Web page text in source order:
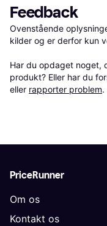
Feedback
Ovenstående
kilder og er derfor kun
Har du opdaget noget,
produkt? Eller har du
eller rapporter problem.
PriceRunner
Om os
Kontakt os